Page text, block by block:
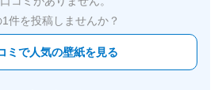
件を投稿しませんか？
ミで人気の壁紙を見る